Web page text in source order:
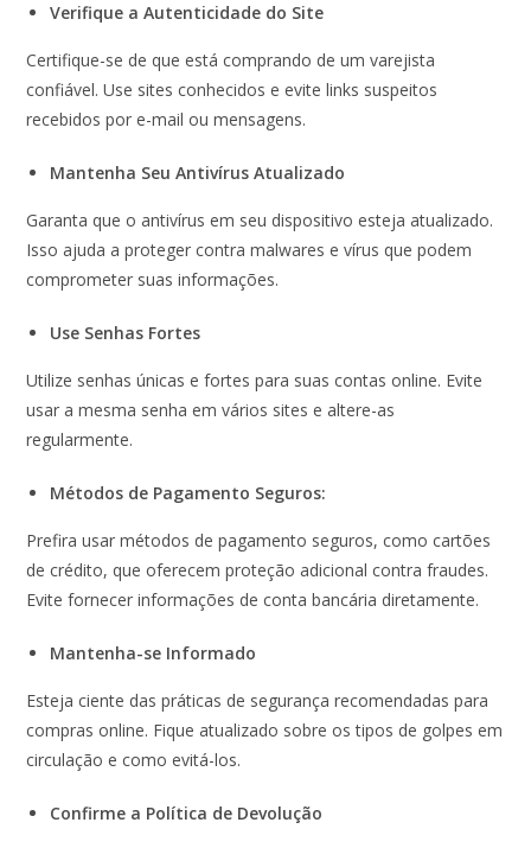
Verifique a Autenticidade do Site
Certifique-se de que está comprando de um varejista
confiável. Use sites conhecidos e evite links suspeitos
recebidos por e-mail ou mensagens.
Mantenha Seu Antivírus Atualizado
Garanta que o antivírus em seu dispositivo esteja atualizado.
Isso ajuda a proteger contra malwares e vírus que podem
comprometer suas informações.
Use Senhas Fortes
Utilize senhas únicas e fortes para suas contas online. Evite
usar a mesma senha em vários sites e altere-as
regularmente.
Métodos de Pagamento Seguros:
Prefira usar métodos de pagamento seguros, como cartões
de crédito, que oferecem proteção adicional contra fraudes.
Evite fornecer informações de conta bancária diretamente.
Mantenha-se Informado
Esteja ciente das práticas de segurança recomendadas para
compras online. Fique atualizado sobre os tipos de golpes em
circulação e como evitá-los.
Confirme a Política de Devolução